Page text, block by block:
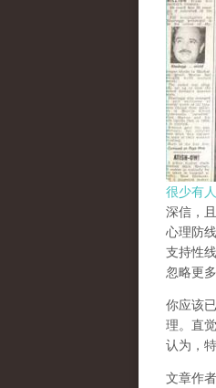
很少有
深信，
心理防
支持性
忽略更
你应该
理。直
认为，
文章作